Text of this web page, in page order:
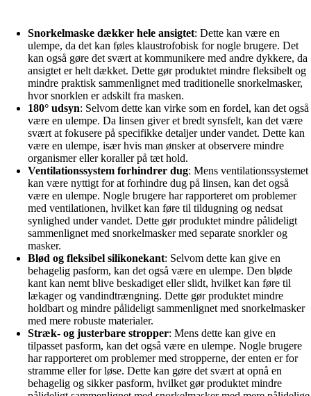
Snorkelmaske dækker hele ansigtet: Dette kan være en
ulempe, da det kan føles klaustrofobisk for nogle brugere. Det
kan også gøre det svært at kommunikere med andre dykkere, da
ansigtet er helt dækket. Dette gør produktet mindre fleksibelt og
mindre praktisk sammenlignet med traditionelle snorkelmasker,
hvor snorklen er adskilt fra masken.
180° udsyn: Selvom dette kan virke som en fordel, kan det også
være en ulempe. Da linsen giver et bredt synsfelt, kan det være
svært at fokusere på specifikke detaljer under vandet. Dette kan
være en ulempe, især hvis man ønsker at observere mindre
organismer eller koraller på tæt hold.
Ventilationssystem forhindrer dug: Mens ventilationssystemet
kan være nyttigt for at forhindre dug på linsen, kan det også
være en ulempe. Nogle brugere har rapporteret om problemer
med ventilationen, hvilket kan føre til tildugning og nedsat
synlighed under vandet. Dette gør produktet mindre pålideligt
sammenlignet med snorkelmasker med separate snorkler og
masker.
Blød og fleksibel silikonekant: Selvom dette kan give en
behagelig pasform, kan det også være en ulempe. Den bløde
kant kan nemt blive beskadiget eller slidt, hvilket kan føre til
lækager og vandindtrængning. Dette gør produktet mindre
holdbart og mindre pålideligt sammenlignet med snorkelmasker
med mere robuste materialer.
Stræk- og justerbare stropper: Mens dette kan give en
tilpasset pasform, kan det også være en ulempe. Nogle brugere
har rapporteret om problemer med stropperne, der enten er for
stramme eller for løse. Dette kan gøre det svært at opnå en
behagelig og sikker pasform, hvilket gør produktet mindre